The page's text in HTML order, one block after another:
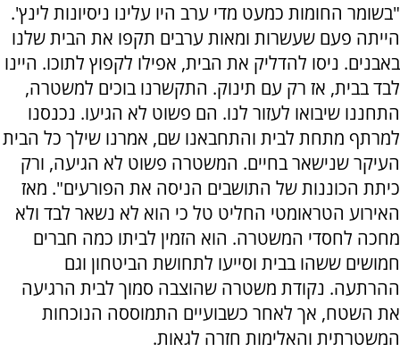
"בשומר החומות כמעט מדי ערב היו עלינו ניסיונות לינץ'.
הייתה פעם שעשרות ומאות ערבים תקפו את הבית שלנו
באבנים. ניסו להדליק את הבית, אפילו לקפוץ לתוכו. היינו
לבד בבית, אז רק עם תינוק. התקשרנו בוכים למשטרה,
התחננו שיבואו לעזור לנו. הם פשוט לא הגיעו. נכנסנו
למרתף מתחת לבית והתחבאנו שם, אמרנו שילך כל הבית
העיקר שנישאר בחיים. המשטרה פשוט לא הגיעה, ורק
כיתת הכוננות של התושבים הניסה את הפורעים". מאז
האירוע הטראומטי החליט טל כי הוא לא נשאר לבד ולא
מחכה לחסדי המשטרה. הוא הזמין לביתו כמה חברים
חמושים ששהו בבית וסייעו לתחושת הביטחון וגם
ההרתעה. נקודת משטרה שהוצבה סמוך לבית הרגיעה
את השטח, אך לאחר כשבועיים התמוססה הנוכחות
המשטרתית והאלימות חזרה לגאות.